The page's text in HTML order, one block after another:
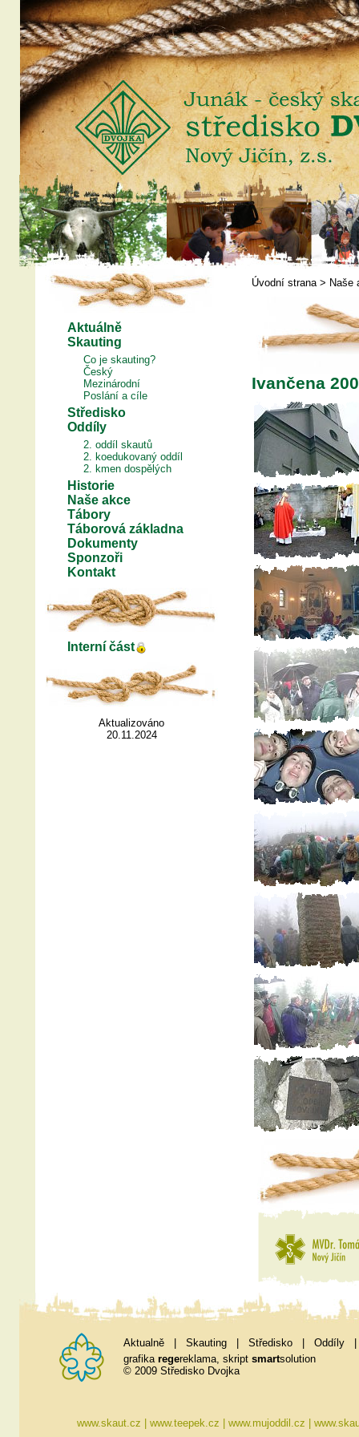
Aktuálně
Skauting
Co je skauting?
Český
Mezinárodní
Poslání a cíle
Středisko
Oddíly
2. oddíl skautů
2. koedukovaný oddíl
2. kmen dospělých
Historie
Naše akce
Tábory
Táborová základna
Dokumenty
Sponzoři
Kontakt
Interní část
Aktualizováno
20.11.2024
Úvodní strana> Naše
Ivančena
Aktualně Skauting Středisko Oddíly
grafika regereklama, skript smartsolution
© 2009 Středisko Dvojka
www.skaut.cz www.teepek.cz www.mujoddil.cz